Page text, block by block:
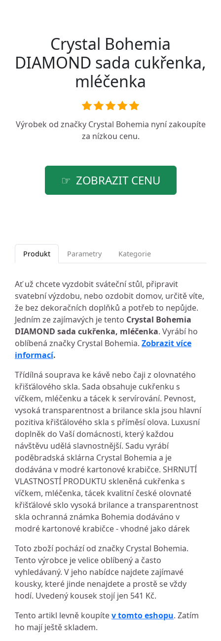
Crystal Bohemia
DIAMOND sada cukřenka,
mléčenka
Výrobek od značky Crystal Bohemia nyní zakoupíte
za nízkou cenu.
ZOBRAZIT CENU
Produkt Parametry Kategorie
Ať už chcete vyzdobit sváteční stůl, připravit
svatební výzdobu, nebo ozdobit domov, určitě víte,
že bez dekoračních doplňků a potřeb to nepůjde.
Jedním ze zajímavých je tento Crystal Bohemia
DIAMOND sada cukřenka, mléčenka. Vyrábí ho
oblíbená značky Crystal Bohemia. Zobrazit více
informací.
Třídílná souprava ke kávě nebo čaji z olovnatého
křišťálového skla. Sada obsahuje cukřenku s
víčkem, mléčenku a tácek k servírování. Pevnost,
vysoká transparentnost a brilance skla jsou hlavní
pozitiva křišťálového skla s příměsí olova. Luxusní
doplněk do Vaší domácnosti, který každou
návštěvu udělá slavnostnější. Sadu vyrábí
poděbradská sklárna Crystal Bohemia a je
dodávána v modré kartonové krabičce. SHRNUTÍ
VLASTNOSTÍ PRODUKTU skleněná cukřenka s
víčkem, mléčenka, tácek kvalitní české olovnaté
křišťálové sklo vysoká brilance a transparentnost
skla ochranná známka Bohemia dodáváno v
modré kartonové krabičce - vhodné jako dárek
Toto zboží pochází od značky Crystal Bohemia.
Tento výrobce je velice oblíbený a často
vyhledávaný. V jeho nabídce najdete zajímavé
kousky, které jinde nenajdete a prostě se vždy
hodí. Uvedený kousek stojí jen 541 Kč.
Tento artikl levně koupítev tomto eshopu. Zatím
ho mají ještě skladem.